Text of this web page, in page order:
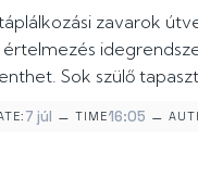
zavarok
értelmezés
Sok szülő
7 júl – TIME16:05 –